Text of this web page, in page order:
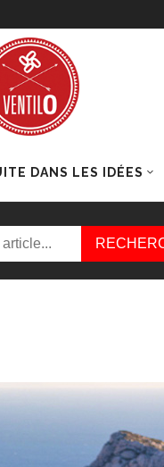
DANS LES IDÉES